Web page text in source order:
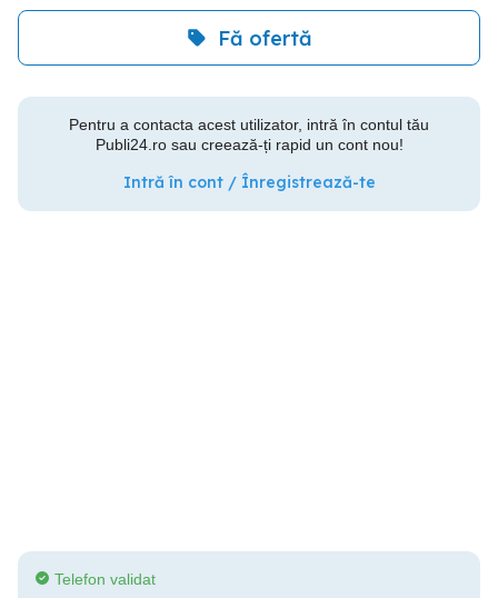
Fă ofertă
Pentru a contacta acest utilizator, intră în contul tău
Publi24.ro sau creează-ți rapid un cont nou!
Intră în cont / Înregistrează-te
Telefon validat